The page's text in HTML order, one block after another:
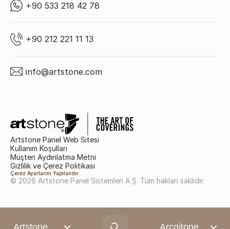
Artstone Arcqitone
+90 533 218 42 78
+90 212 221 11 13
info@artstone.com
Artstone Panel Web Sitesi
Kullanım Koşulları
Müşteri Aydınlatma Metni
Gizlilik ve Çerez Politikası
Çerez Ayarlarını Yapılandır
© 2026 Artstone Panel Sistemleri A.Ş. Tüm hakları saklıdır.